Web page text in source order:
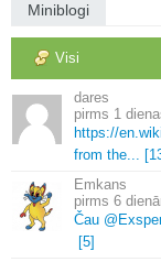
Miniblogi
Visi
dares
1
https://en.
from the...
Emkans
6
Čau
[5]